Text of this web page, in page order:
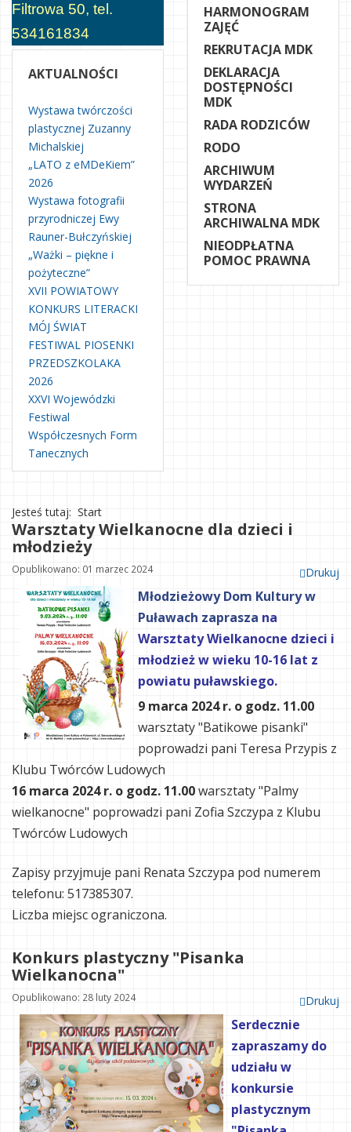
Filtrowa 50, tel.
534161834
AKTUALNOŚCI
Wystawa twórczości
plastycznej Zuzanny
Michalskiej
„LATO z eMDeKiem”
2026
Wystawa fotografii
przyrodniczej Ewy
Rauner-Bułczyńskiej
„Ważki – piękne i
pożyteczne”
XVII POWIATOWY
KONKURS LITERACKI
MÓJ ŚWIAT
FESTIWAL PIOSENKI
PRZEDSZKOLAKA
2026
XXVI Wojewódzki
Festiwal
Współczesnych Form
Tanecznych
HARMONOGRAM
ZAJĘĆ
REKRUTACJA MDK
DEKLARACJA
DOSTĘPNOŚCI
MDK
RADA RODZICÓW
RODO
ARCHIWUM
WYDARZEŃ
STRONA
ARCHIWALNA MDK
NIEODPŁATNA
POMOC PRAWNA
Jesteś tutaj: Start
Warsztaty Wielkanocne dla dzieci i
młodzieży
Drukuj
Opublikowano: 01 marzec 2024
Młodzieżowy Dom Kultury w
Puławach zaprasza na
Warsztaty Wielkanocne dzieci i
młodzież w wieku 10-16 lat z
powiatu puławskiego.
9 marca 2024 r. o godz. 11.00
warsztaty "Batikowe pisanki"
poprowadzi pani Teresa Przypis z
Klubu Twórców Ludowych
16 marca 2024 r. o godz. 11.00warsztaty "Palmy
wielkanocne" poprowadzi pani Zofia Szczypa z Klubu
Twórców Ludowych
Zapisy przyjmuje pani Renata Szczypa pod numerem
telefonu: 517385307.
Liczba miejsc ograniczona.
Konkurs plastyczny "Pisanka
Wielkanocna"
Drukuj
Opublikowano: 28 luty 2024
Serdecznie
zapraszamy do
udziału w
konkursie
plastycznym